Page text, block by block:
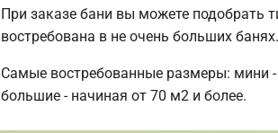
При заказе бани вы можете подобрать
востребована в не очень больших банях.
Самые востребованные размеры: мини
большие - начиная от 70 м2 и более.